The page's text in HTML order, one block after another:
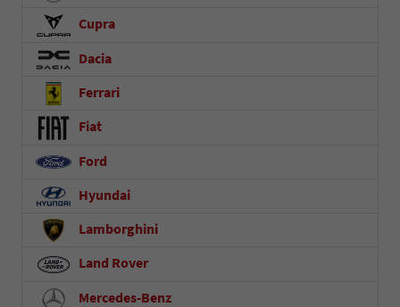
Cupra
Dacia
Ferrari
Fiat
Ford
Hyundai
Lamborghini
Land Rover
Mercedes-Benz